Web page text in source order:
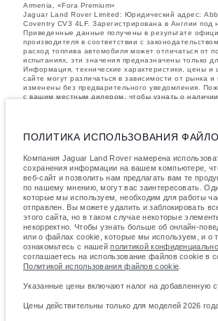
Armenia, «Fora Premium»
Jaguar Land Rover Limited: Юридический адрес:
Coventry CV3 4LF. Зарегистрирована в Англии
Приведенные данные получены в результате
производителя в соответствии с
расход топлива автомобиля может отличаться от
испытаниях, эти значения предназначены только
Информация, технические характеристики, цены и
сайте могут различаться в зависимости от рынка и
изменены без предварительного уведомления.
с вашим местным дилером, чтобы узнать о
комплектации. Аксессуары и другие элементы,
процесса производства автомобиля, влияют на
максимальные нагрузки на оси не были
самого автомобиля добавляется совокупный вес
аксессуаров, пассажиров, рабочих жидкостей,
полезная нагрузка.
важное примечание в отношений изображений и
настоящее время в мире наблюдается дефицит
который оказывает влияние на спецификации
транспортных средств, доступность опционального
сроки производства. Ситуация меняется очень
используемые на сайте изображения могут не в
соответствовать доступным особенностям,
цветовым схемам автомобилей. Подробную
Цены действительны только для моделей 2026
ПОЛИТИКА ИСПОЛЬЗОВАНИЯ
Компания Jaguar Land Rover намерена
сохранения информации на вашем компьютере,
веб-сайт и позволить нам предлагать вам те
по нашему мнению, могут вас заинтересовать.
которые мы используем, необходим для работы
отправлен. Вы можете удалить и заблокировать
этого сайта, но в таком случае некоторые
некорректно. Чтобы узнать больше об онлайн-
или о файлах cookie, которые мы используем, и о
ознакомьтесь с нашейполитикой
соглашаетесь на использование файлов cookie в
Политикой использования файлов cookie
Указанные цены включают налог на добавленную
Цены действительны только для моделей 2026